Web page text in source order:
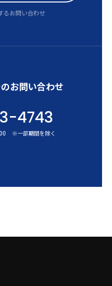
るお問い合わせ
お問い合わせ
4743
※一部期間を除く